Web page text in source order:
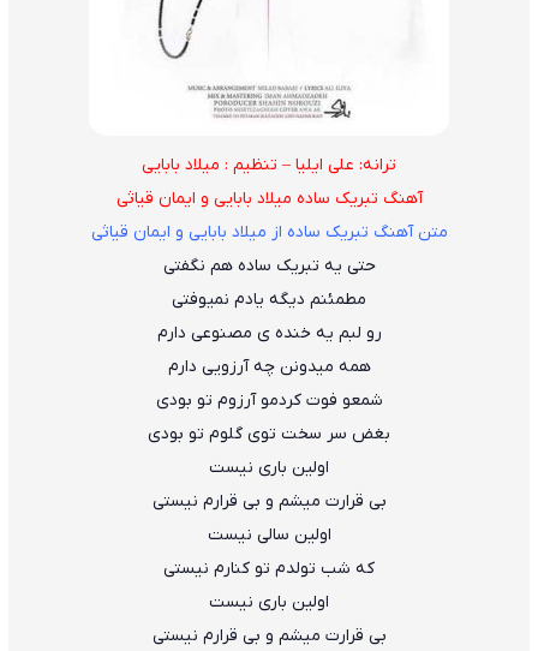
ترانه: علی ایلیا – تنظیم : میلاد بابایی
آهنگ تبریک ساده میلاد بابایی و ایمان قیاثی
متن آهنگ تبریک ساده از میلاد بابایی و ایمان قیاثی
حتی یه تبریک ساده هم نگفتی
مطمئنم دیگه یادم نمیوفتی
رو لبم یه خنده ی مصنوعی دارم
همه میدونن چه آرزویی دارم
شمعو فوت کردمو آرزوم تو بودی
بغض سر سخت توی گلوم تو بودی
اولین باری نیست
بی قرارت میشم و بی قرارم نیستی
اولین سالی نیست
که شب تولدم تو کنارم نیستی
اولین باری نیست
بی قرارت میشم و بی قرارم نیستی